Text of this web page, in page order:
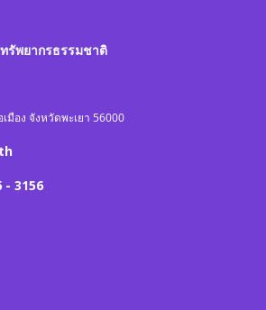
รัพยากรธรรมชาติ
มือง จังหวัดพะเยา 56000
- 3156